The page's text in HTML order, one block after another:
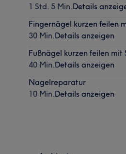
1 Std. 5 Min.Details
Fingernägel kurzen feilen
30 Min.Details anzeigen
Fußnägel kurzen feilen mit
40 Min.Details anzeigen
Nagelreparatur
10 Min.Details anzeigen